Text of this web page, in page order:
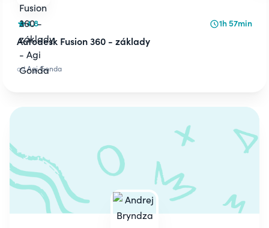
4.8 1h 57min
Autodesk Fusion 360 - základy
odAgi Gonda